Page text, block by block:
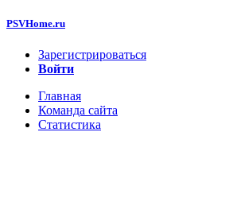
PSVHome.ru
Зарегистрироваться
Войти
Главная
Команда сайта
Статистика